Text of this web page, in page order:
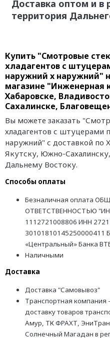
Доставка оптом и в
территория
Купить "Смотровые
хладагентов с
наружний x наружний"
магазине "Инженерная
Хабаровске,
Сахалинске,
Вы можете заказать
хладагентов с штуцерами
наружний" с доставкой по
Якутску, Южно-
Дальнему Востоку.
Способы оплаты
Безналичная оплата
ОТВЕТСТВЕННОСТЬЮ
1112721008806 ИНН
30101810145250000411
«Центральный» Банка
Наличными
Доставка
Доставка "Самовывоз"
Транспортная
доставку товаров
Амур, ТК ФРАХТ,
Солнечный Магадан в